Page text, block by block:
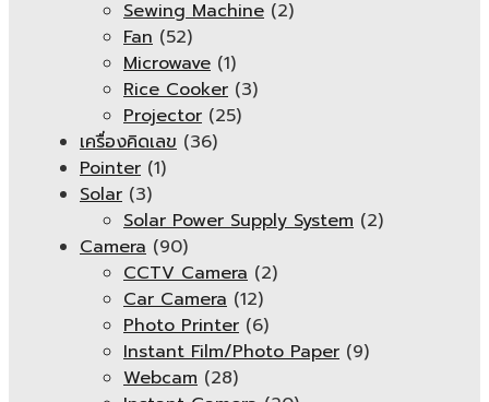
Sewing Machine (2)
Fan (52)
Microwave (1)
Rice Cooker (3)
Projector (25)
เครื่องคิดเลข (36)
Pointer (1)
Solar (3)
Solar Power Supply System (2)
Camera (90)
CCTV Camera (2)
Car Camera (12)
Photo Printer (6)
Instant Film/Photo Paper (9)
Webcam (28)